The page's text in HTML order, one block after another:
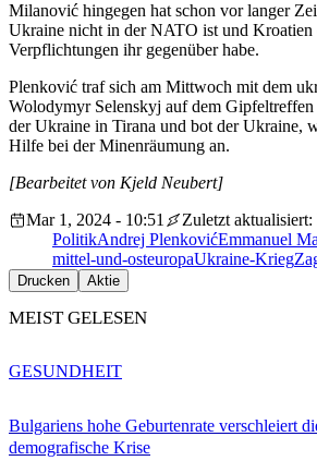
Milanović hingegen hat schon vor langer
Ukraine nicht in der NATO ist und Kroatien
Verpflichtungen ihr gegenüber habe.
Plenković traf sich am Mittwoch mit dem
Wolodymyr Selenskyj auf dem
der Ukraine in Tirana und bot der Ukraine,
Hilfe bei der Minenräumung an.
[Bearbeitet von Kjeld Neubert]
Mar 1, 2024 - 10:51
Zuletzt
PolitikAndrej PlenkovićEmmanuel
mittel-und-osteuropaUkraine-Krieg
Drucken Aktie
MEIST GELESEN
Bulgariens hohe Geburtenrate verschleiert
demografische Krise
GESUNDHEIT